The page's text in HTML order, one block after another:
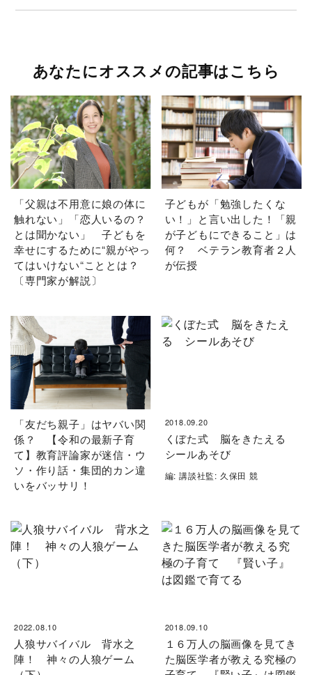
あなたにオススメの記事はこちら
「父親は不用意に娘の体に
触れない」「恋人いるの？
とは聞かない」 子どもを
幸せにするために“親がやっ
てはいけない“こととは？
〔専門家が解説〕
子どもが「勉強したくな
い！」と言い出した！「親
が子どもにできること」は
何？ ベテラン教育者２人
が伝授
「友だち親子」はヤバい関
係？ 【令和の最新子育
て】教育評論家が迷信・ウ
ソ・作り話・集団的カン違
いをバッサリ！
2018.09.20
くぼた式 脳をきたえる
シールあそび
編: 講談社監: 久保田 競
2022.08.10
人狼サバイバル 背水之
陣！ 神々の人狼ゲーム
2018.09.10
１６万人の脳画像を見てき
た脳医学者が教える究極の